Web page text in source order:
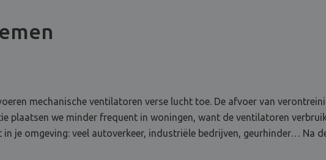
mechanische ventilatoren verse lucht toe. De afvoer van
plaatsen we minder frequent in woningen, want de ventilatoren
je omgeving: veel autoverkeer, industriële bedrijven, geurhinder… Na